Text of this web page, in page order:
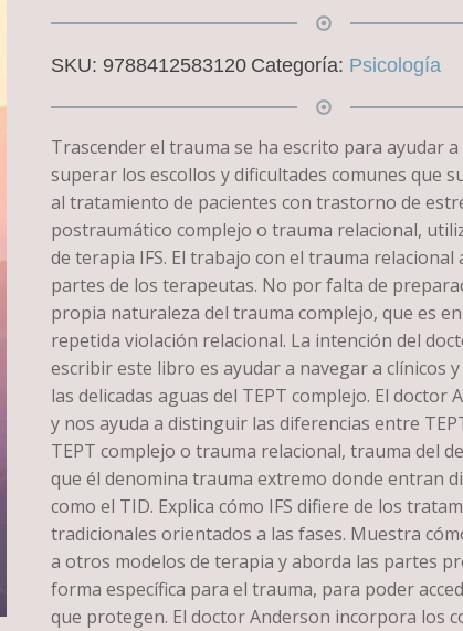
SKU: 9788412583120 Categoría: Psicología
Trascender el trauma se ha escrito para ayudar a
superar los escollos y dificultades comunes que
al tratamiento de pacientes con trastorno de
postraumático complejo o trauma relacional,
de terapia IFS. El trabajo con el trauma relacional
partes de los terapeutas. No por falta de
propia naturaleza del trauma complejo, que es
repetida violación relacional. La intención del
escribir este libro es ayudar a navegar a clínicos
las delicadas aguas del TEPT complejo. El doctor
y nos ayuda a distinguir las diferencias entre
TEPT complejo o trauma relacional, trauma del
que él denomina trauma extremo donde entran
como el TID. Explica cómo IFS difiere de los
tradicionales orientados a las fases. Muestra
a otros modelos de terapia y aborda las partes
forma específica para el trauma, para poder
que protegen. El doctor Anderson incorpora los